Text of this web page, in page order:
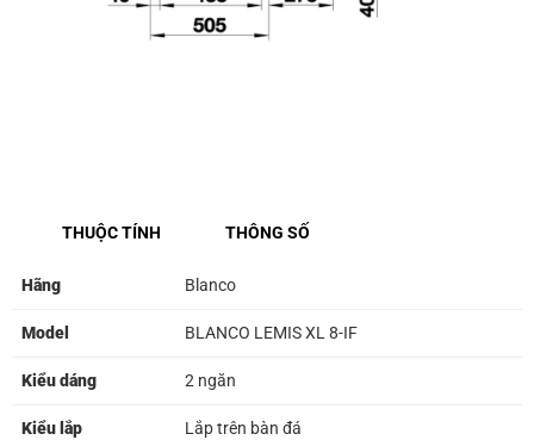
THUỘC TÍNH THÔNG SỐ
Hãng Blanco
Model BLANCO LEMIS XL 8-IF
Kiểu dáng 2 ngăn
Kiểu lắp Lắp trên bàn đá